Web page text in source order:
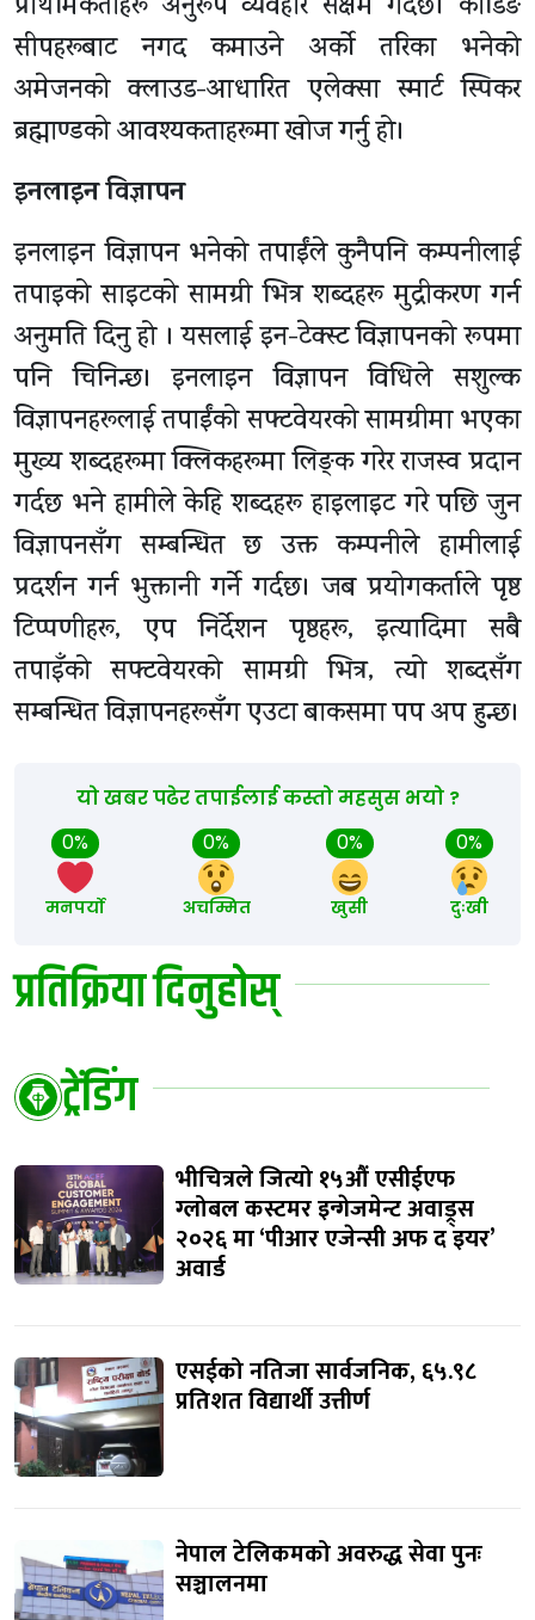
प्राथमिकताहरू अनुरूप व्यवहार सक्षम गर्दछ। कोडिङ
सीपहरूबाट नगद कमाउने अर्को तरिका भनेको
अमेजनको क्लाउड-आधारित एलेक्सा स्मार्ट स्पिकर
ब्रह्माण्डको आवश्यकताहरूमा खोज गर्नु हो।
इनलाइन विज्ञापन
इनलाइन विज्ञापन भनेको तपाईंले कुनैपनि कम्पनीलाई
तपाइको साइटको सामग्री भित्र शब्दहरू मुद्रीकरण गर्न
अनुमति दिनु हो । यसलाई इन-टेक्स्ट विज्ञापनको रूपमा
पनि चिनिन्छ। इनलाइन विज्ञापन विधिले सशुल्क
विज्ञापनहरूलाई तपाईंको सफ्टवेयरको सामग्रीमा भएका
मुख्य शब्दहरूमा क्लिकहरूमा लिङ्क गरेर राजस्व प्रदान
गर्दछ भने हामीले केहि शब्दहरू हाइलाइट गरे पछि जुन
विज्ञापनसँग सम्बन्धित छ उक्त कम्पनीले हामीलाई
प्रदर्शन गर्न भुक्तानी गर्ने गर्दछ। जब प्रयोगकर्ताले पृष्ठ
टिप्पणीहरू, एप निर्देशन पृष्ठहरू, इत्यादिमा सबै
तपाइँको सफ्टवेयरको सामग्री भित्र, त्यो शब्दसँग
सम्बन्धित विज्ञापनहरूसँग एउटा बाकसमा पप अप हुन्छ।
यो खबर पढेर तपाईलाई कस्तो महसुस भयो ?
0%
मनपर्यो
0%
अचम्मित
0%
खुसी
0%
दुःखी
प्रतिक्रिया दिनुहोस्
ट्रेंडिंग
भीचित्रले जित्यो १५औं एसीईएफ
ग्लोबल कस्टमर इन्गेजमेन्ट अवाड्र्स
२०२६ मा ‘पीआर एजेन्सी अफ द इयर’
अवार्ड
एसईको नतिजा सार्वजनिक, ६५.९८
प्रतिशत विद्यार्थी उत्तीर्ण
नेपाल टेलिकमको अवरुद्ध सेवा पुनः
सञ्चालनमा